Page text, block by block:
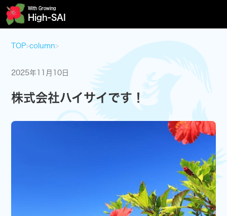
With Growing
High-SAI
TOP>column>
2025年11月10日
株式会社ハイサイです！